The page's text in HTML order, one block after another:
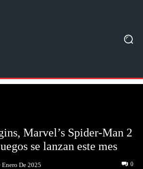
Marvel’s Spider-Man 2
se lanzan este mes
Enero De 2025 0